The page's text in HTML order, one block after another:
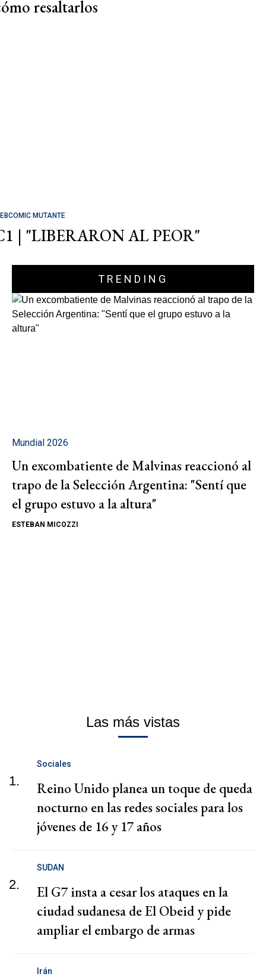
resaltarlos
MUTANTE
| "LIBERARON AL PEOR"
TRENDING
Mundial 2026
Un excombatiente de Malvinas reaccionó al
trapo de la Selección Argentina: "Sentí que
el grupo estuvo a la altura"
ESTEBAN MICOZZI
Las más vistas
1.
Sociales
Reino Unido planea un toque de queda
nocturno en las redes sociales para los
jóvenes de 16 y 17 años
2.
SUDAN
El G7 insta a cesar los ataques en la
ciudad sudanesa de El Obeid y pide
ampliar el embargo de armas
Irán